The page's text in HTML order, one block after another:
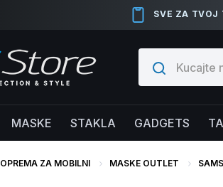
SVE ZA TVOJ
MASKE STAKLA GADGETS
OPREMA ZA MOBILNI MASKE OUTLET